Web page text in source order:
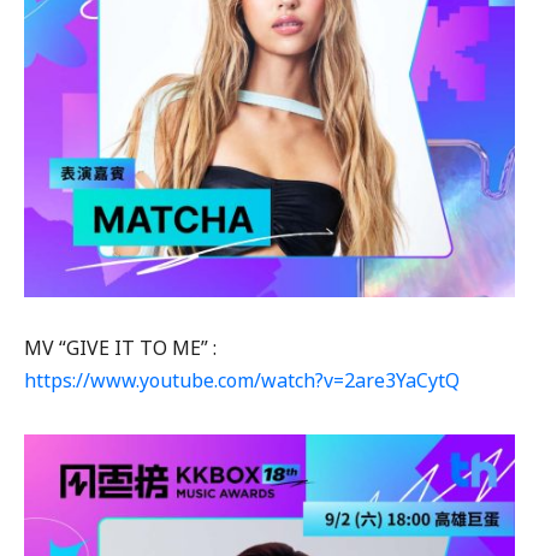
MV “GIVE IT TO ME” :
https://www.youtube.com/watch?v=2are3YaCytQ